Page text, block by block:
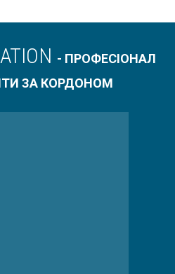
- ПРОФЕСІОНАЛ
ЗА КОРДОНОМ